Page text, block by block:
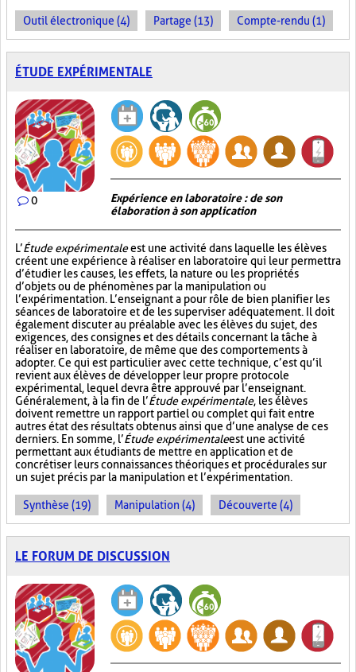
Outil électronique (4) Partage (13) Compte-rendu (1)
ÉTUDE EXPÉRIMENTALE
0
Expérience en laboratoire : de son
élaboration à son application
L’Étude expérimentaleest une activité dans laquelle les élèves
créent une expérience à réaliser en laboratoire qui leur permettra
d’étudier les causes, les effets, la nature ou les propriétés
d’objets ou de phénomènes par la manipulation ou
l’expérimentation. L’enseignant a pour rôle de bien planifier les
séances de laboratoire et de les superviser adéquatement. Il doit
également discuter au préalable avec les élèves du sujet, des
exigences, des consignes et des détails concernant la tâche à
réaliser en laboratoire, de même que des comportements à
adopter. Ce qui est particulier avec cette technique, c’est qu’il
revient aux élèves de développer leur propre protocole
expérimental, lequel devra être approuvé par l’enseignant.
Généralement, à la fin de l’Étude expérimentale, les élèves
doivent remettre un rapport partiel ou complet qui fait entre
autres état des résultats obtenus ainsi que d’une analyse de ces
derniers. En somme, l’Étude expérimentaleest une activité
permettant aux étudiants de mettre en application et de
concrétiser leurs connaissances théoriques et procédurales sur
un sujet précis par la manipulation et l’expérimentation.
Synthèse (19) Manipulation (4) Découverte (4)
LE FORUM DE DISCUSSION